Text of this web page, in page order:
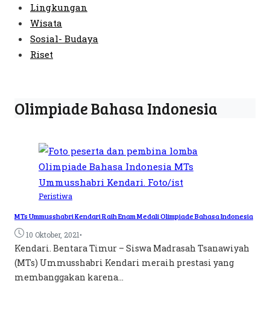
Lingkungan
Wisata
Sosial- Budaya
Riset
Olimpiade Bahasa Indonesia
Peristiwa
MTs Ummusshabri Kendari Raih Enam Medali Olimpiade Bahasa Indonesia
10 Oktober, 2021•
Kendari. Bentara Timur – Siswa Madrasah Tsanawiyah
(MTs) Ummusshabri Kendari meraih prestasi yang
membanggakan karena...